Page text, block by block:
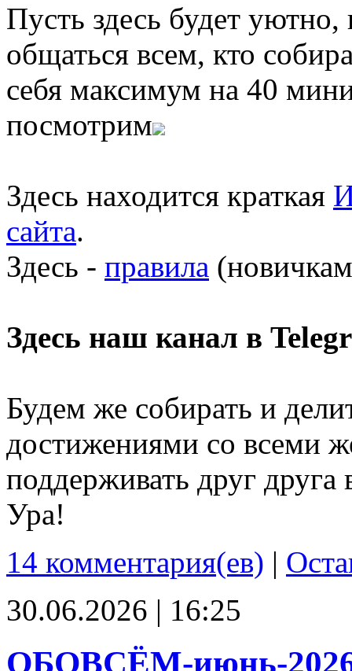
Пусть здесь будет
общаться всем, кто
себя максимум на 40
посмотрим
Здесь находится краткая
сайта.
Здесь - правила
Здесь наш канал в
Будем же собирать и
достижениями со всеми
поддерживать друг
Ура!
14 комментария(ев) |
30.06.2026 | 16:25
ОБОВСЁМ-июнь-